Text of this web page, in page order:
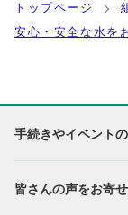
トップページ
安心・安全な水を
手続きやイベント
皆さんの声をお寄